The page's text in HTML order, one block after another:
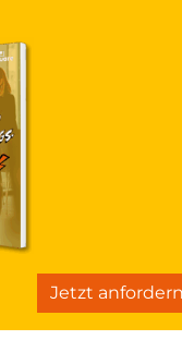
Jetzt